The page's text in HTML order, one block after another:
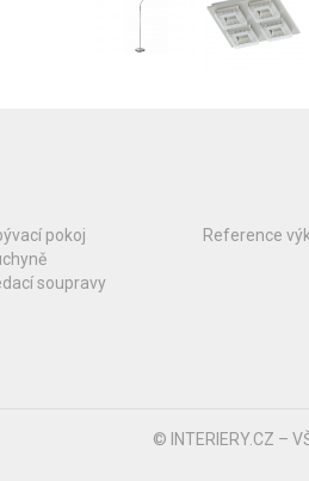
pokoj
soupravy
Reference
© INTERIERY.CZ –